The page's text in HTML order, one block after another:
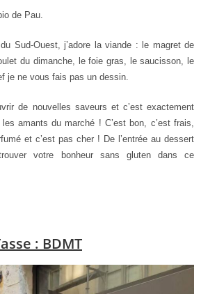
de Pau.
Sud-Ouest, j’adore la viande : le magret de
du dimanche, le foie gras, le saucisson, le
je ne vous fais pas un dessin.
de nouvelles saveurs et c’est exactement
amants du marché ! C’est bon, c’est frais,
et c’est pas cher ! De l’entrée au dessert
votre bonheur sans gluten dans ce
: BDMT